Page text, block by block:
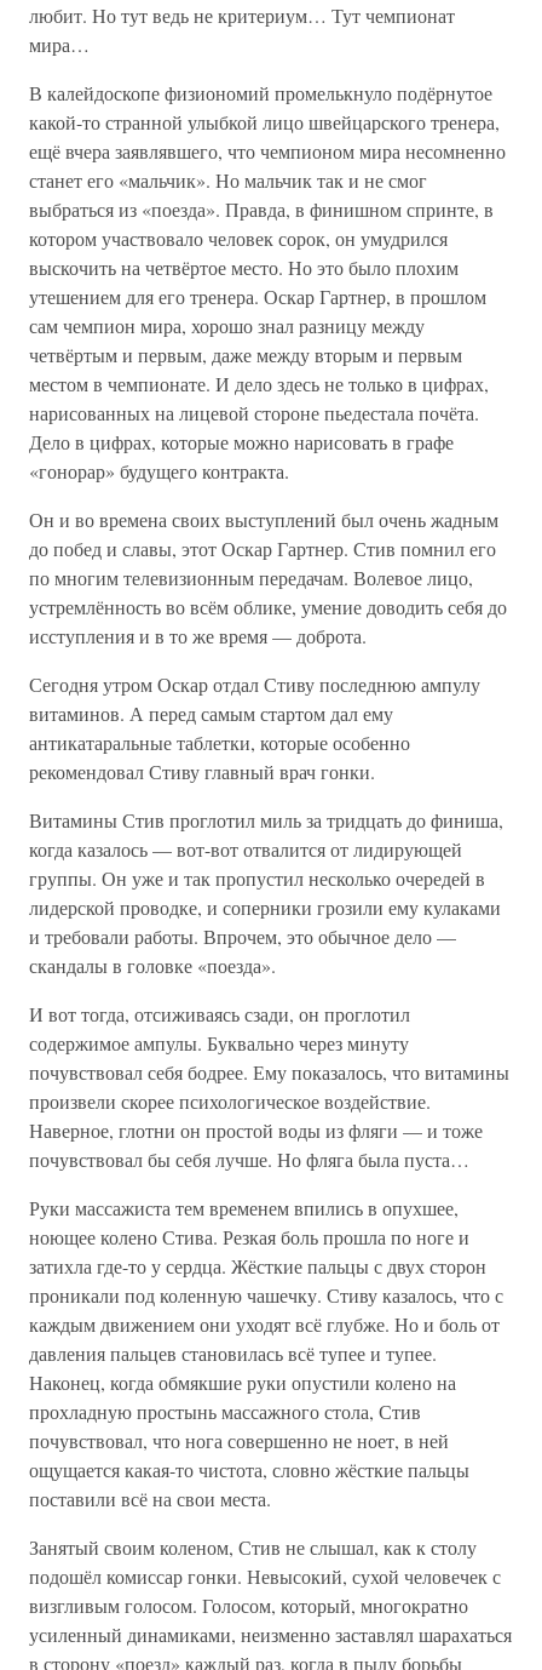
любит. Но тут ведь не критериум… Тут чемпионат
мира…
В калейдоскопе физиономий промелькнуло подёрнутое
какой-то странной улыбкой лицо швейцарского тренера,
ещё вчера заявлявшего, что чемпионом мира несомненно
станет его «мальчик». Но мальчик так и не смог
выбраться из «поезда». Правда, в финишном спринте, в
котором участвовало человек сорок, он умудрился
выскочить на четвёртое место. Но это было плохим
утешением для его тренера. Оскар Гартнер, в прошлом
сам чемпион мира, хорошо знал разницу между
четвёртым и первым, даже между вторым и первым
местом в чемпионате. И дело здесь не только в цифрах,
нарисованных на лицевой стороне пьедестала почёта.
Дело в цифрах, которые можно нарисовать в графе
«гонорар» будущего контракта.
Он и во времена своих выступлений был очень жадным
до побед и славы, этот Оскар Гартнер. Стив помнил его
по многим телевизионным передачам. Волевое лицо,
устремлённость во всём облике, умение доводить себя до
исступления и в то же время — доброта.
Сегодня утром Оскар отдал Стиву последнюю ампулу
витаминов. А перед самым стартом дал ему
антикатаральные таблетки, которые особенно
рекомендовал Стиву главный врач гонки.
Витамины Стив проглотил миль за тридцать до финиша,
когда казалось — вот-вот отвалится от лидирующей
группы. Он уже и так пропустил несколько очередей в
лидерской проводке, и соперники грозили ему кулаками
и требовали работы. Впрочем, это обычное дело —
скандалы в головке «поезда».
И вот тогда, отсиживаясь сзади, он проглотил
содержимое ампулы. Буквально через минуту
почувствовал себя бодрее. Ему показалось, что витамины
произвели скорее психологическое воздействие.
Наверное, глотни он простой воды из фляги — и тоже
почувствовал бы себя лучше. Но фляга была пуста…
Руки массажиста тем временем впились в опухшее,
ноющее колено Стива. Резкая боль прошла по ноге и
затихла где-то у сердца. Жёсткие пальцы с двух сторон
проникали под коленную чашечку. Стиву казалось, что с
каждым движением они уходят всё глубже. Но и боль от
давления пальцев становилась всё тупее и тупее.
Наконец, когда обмякшие руки опустили колено на
прохладную простынь массажного стола, Стив
почувствовал, что нога совершенно не ноет, в ней
ощущается какая-то чистота, словно жёсткие пальцы
поставили всё на свои места.
Занятый своим коленом, Стив не слышал, как к столу
подошёл комиссар гонки. Невысокий, сухой человечек с
визгливым голосом. Голосом, который, многократно
усиленный динамиками, неизменно заставлял шарахаться
в сторону «поезд» каждый раз, когда в пылу борьбы